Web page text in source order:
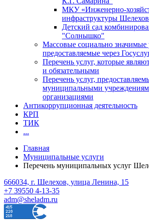
МКУ «Инженерно-
инфраструктуры
Детский сад
"Солнышко"
Массовые социально значимые
предоставляемые через
Перечень услуг, которые
и обязательными
Перечень услуг,
муниципальными
организациями
Антикоррупционная деятельность
КРП
ТИК
...
Главная
Муниципальные услуги
Перечень муниципальных услуг
666034, г. Шелехов, улица Ленина, 15
+7 39550 4-13-35
adm@sheladm.ru